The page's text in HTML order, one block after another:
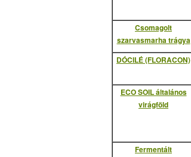
Csomagolt
szarvasmarha trágya
DÓCILÉ (FLORACON)
ECO SOIL általános
virágföld
Fermentált